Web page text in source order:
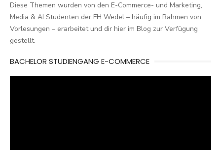
Diese Themen wurden von den E-Commerce- und Marketing,
Media & AI Studenten der FH Wedel – häufig im Rahmen von
Vorlesungen – erarbeitet und dir hier im Blog zur Verfügung
gestellt.
BACHELOR STUDIENGANG E-COMMERCE